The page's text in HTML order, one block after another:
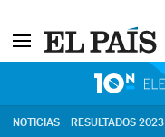
NOTICIAS RESULTADOS 2023